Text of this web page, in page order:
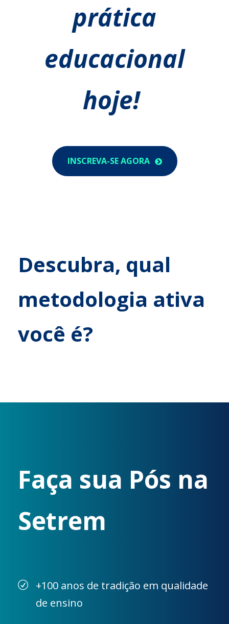
prática
educacional
hoje!
INSCREVA-SE AGORA
Descubra, qual
metodologia ativa
você é?
Faça sua Pós na
Setrem
+100 anos de tradição em qualidade
de ensino